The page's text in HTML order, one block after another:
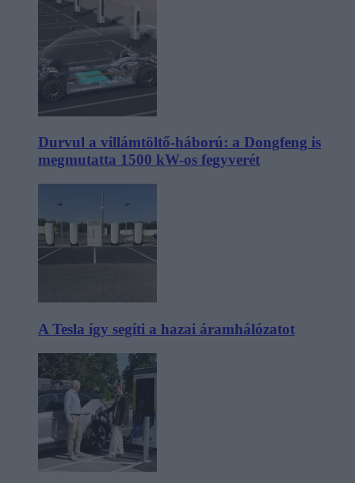
Durvul a villámtöltő-háború: a Dongfeng is
megmutatta 1500 kW-os fegyverét
A Tesla így segíti a hazai áramhálózatot